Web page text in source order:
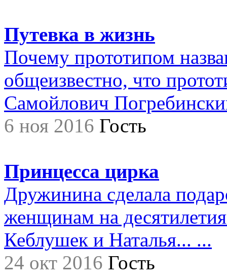
Путевка в жизнь
Почему прототипом
общеизвестно, что
Самойлович
6 ноя 2016 Гость
Принцесса цирка
Дружинина сделала
женщинам на
Кеблушек и Наталья... ...
24 окт 2016 Гость